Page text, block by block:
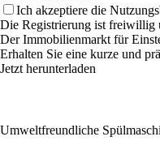
Ich akzeptiere die
Die Registrierung ist freiwillig
Der Immobilienmarkt für
Erhalten Sie eine kurze und
Jetzt herunterladen
Umweltfreundliche